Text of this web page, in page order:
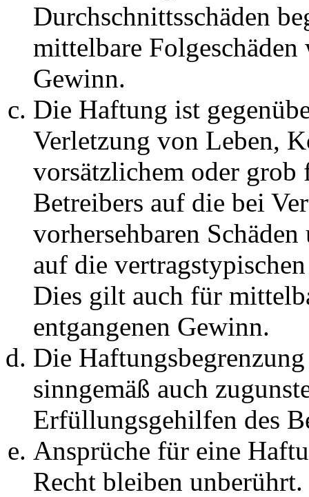
Durchschnittsschäden
mittelbare Folgeschäden
Gewinn.
Die Haftung ist
Verletzung von Leben,
vorsätzlichem oder grob
Betreibers auf die bei
vorhersehbaren
auf die
Dies gilt auch für
entgangenen Gewinn.
Die
sinngemäß auch
Erfüllungsgehilfen des
Ansprüche für eine
Recht bleiben unberührt.